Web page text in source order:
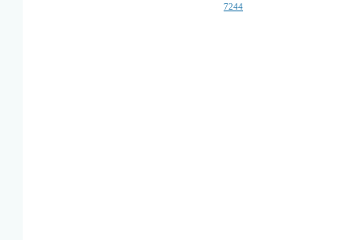
7244